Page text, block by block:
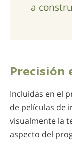
a
Precisión
Incluidas en el
de películas de
visualmente la
aspecto del